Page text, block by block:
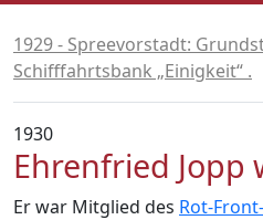
1929 - Spreevorstadt:
Schifffahrtsbank „Einigkeit“ .
1930
Ehrenfried
Er war Mitglied des Rot-